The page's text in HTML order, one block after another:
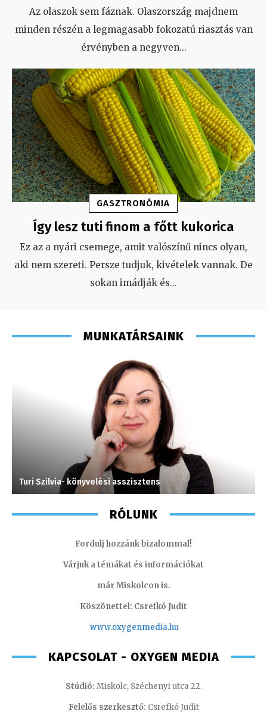
Az olaszok sem fáznak. Olaszország majdnem
minden részén a legmagasabb fokozatú riasztás van
érvényben a negyven...
GASZTRONÓMIA
Így lesz tuti finom a főtt kukorica
Ez az a nyári csemege, amit valószínű nincs olyan,
aki nem szereti. Persze tudjuk, kivételek vannak. De
sokan imádják és...
MUNKATÁRSAINK
Turi Szilvia- könyvelési asszisztens
RÓLUNK
Fordulj hozzánk bizalommal!
Várjuk a témákat és információkat
már Miskolcon is.
Köszönettel: Csrefkó Judit
www.oxygenmedia.hu
KAPCSOLAT - OXYGEN MEDIA
Stúdió: Miskolc, Széchenyi utca 22.
Felelős szerkesztő: Csrefkó Judit